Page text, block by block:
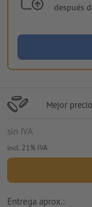
después
Mejor
sin IVA
incl. 21% IVA
Entrega aprox.: